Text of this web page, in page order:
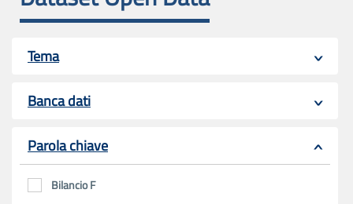
Tema
Banca dati
Parola chiave
Bilancio F